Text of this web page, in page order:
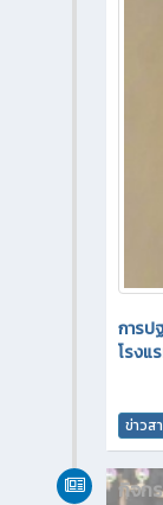
การป
โรงแ
ข่าวส
กิจก